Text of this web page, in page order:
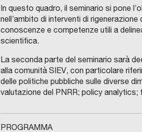
In questo quadro, il seminario si pone
nell’ambito di interventi di
conoscenze e competenze utili a
scientifica.
La seconda parte del seminario sarà
alla comunità SIEV, con particolare
delle politiche pubbliche sulle diverse
valutazione del PNRR; policy analytics;
PROGRAMMA